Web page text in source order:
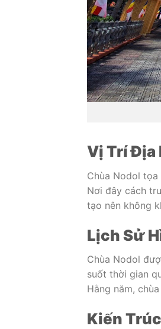
Vị Trí Địa
Chùa Nodol
Nơi đây cách
tạo nên không
Lịch Sử
Chùa Nodol
suốt thời gian
Hằng năm,
Kiến